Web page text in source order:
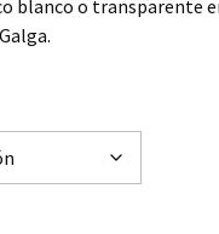
blanco o transparente